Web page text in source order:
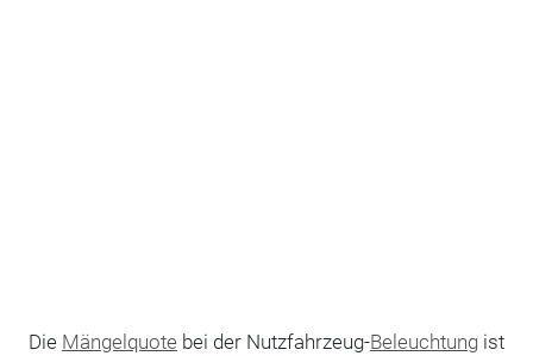
Die Mängelquote bei der Nutzfahrzeug-Beleuchtungist